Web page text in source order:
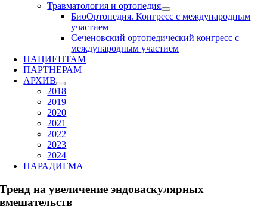
Травматология и ортопедия
БиоОртопедия. Конгресс с международным
участием
Сеченовский ортопедический конгресс с
международным участием
ПАЦИЕНТАМ
ПАРТНЕРАМ
АРХИВ
2018
2019
2020
2021
2022
2023
2024
ПАРАДИГМА
Тренд на увеличение эндоваскулярных
вмешательств